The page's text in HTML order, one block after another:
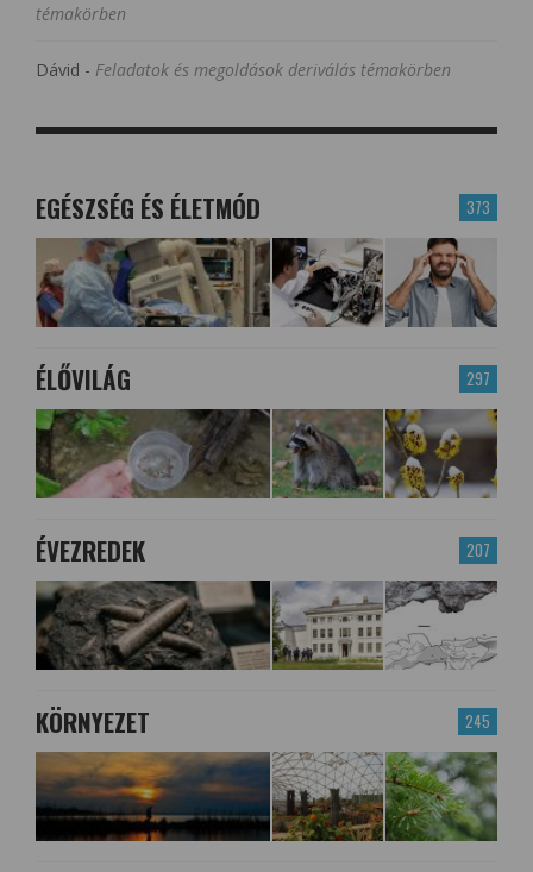
témakörben
Dávid - Feladatok és megoldások deriválás témakörben
373
EGÉSZSÉG ÉS ÉLETMÓD
297
ÉLŐVILÁG
207
ÉVEZREDEK
245
KÖRNYEZET